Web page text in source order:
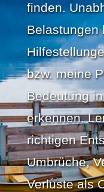
finden.
Belastungen
bzw. meine
Bedeutung
erkennen.
richtigen
Umbrüche,
Verluste als